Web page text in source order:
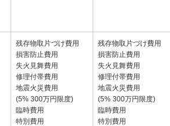
残存物取片づけ費用
損害防止費用
失火見舞費用
修理付帯費用
地震火災費用
(5% 300万円限度)
臨時費用
特別費用
残存物取片づけ費用
損害防止費用
失火見舞費用
修理付帯費用
地震火災費用
(5% 300万円限度)
臨時費用
特別費用